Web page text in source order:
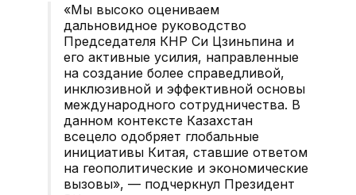
«Мы высоко оцениваем
дальновидное руководство
Председателя КНР Си Цзиньпина и
его активные усилия, направленные
на создание более справедливой,
инклюзивной и эффективной основы
международного сотрудничества. В
данном контексте Казахстан
всецело одобряет глобальные
инициативы Китая, ставшие ответом
на геополитические и экономические
вызовы», — подчеркнул Президент